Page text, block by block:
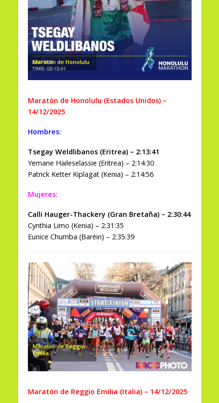
Maratón de Honolulu
Maratón de Honolulu (Estados Unidos) –
14/12/2025
Hombres:
Tsegay Weldlibanos (Eritrea) – 2:13:41
Yemane Haileselassie (Eritrea) – 2:14:30
Patrick Ketter Kiplagat (Kenia) – 2:14:56
Mujeres:
Calli Hauger-Thackery (Gran Bretaña) – 2:30:44
Cynthia Limo (Kenia) – 2:31:35
Eunice Chumba (Baréin) – 2:35:39
Maratón de Reggio
Emilia
Maratón de Reggio Emilia (Italia) – 14/12/2025